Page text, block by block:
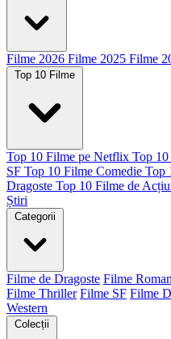
Filme 2026 Filme 2025 Filme
Top 10 Filme
Top 10 Filme pe Netflix Top
SF Top 10 Filme Comedie Top
Dragoste Top 10 Filme de
Știri
Categorii
Filme de Dragoste Filme
Filme Thriller Filme SF Filme
Western
Colecții